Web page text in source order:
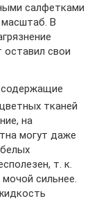
салфетками
масштаб. В
оставил свои
содержащие
тканей
на
могут даже
т. к.
сильнее.